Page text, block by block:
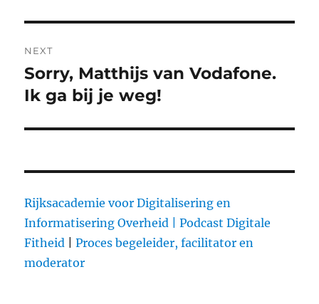
NEXT
Next
post:
Sorry, Matthijs van Vodafone.
Ik ga bij je weg!
Rijksacademie voor Digitalisering en
Informatisering Overheid |
Podcast Digitale
Fitheid |Proces begeleider, facilitator en
moderator